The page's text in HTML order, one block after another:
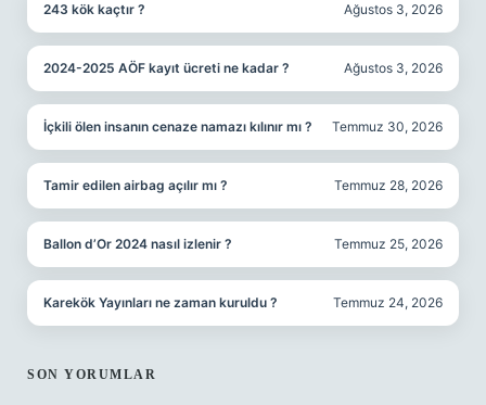
243 kök kaçtır ? Ağustos 3, 2026
2024-2025 AÖF kayıt ücreti ne kadar ? Ağustos 3, 2026
İçkili ölen insanın cenaze namazı kılınır mı ? Temmuz 30, 2026
Tamir edilen airbag açılır mı ? Temmuz 28, 2026
Ballon d’Or 2024 nasıl izlenir ? Temmuz 25, 2026
Karekök Yayınları ne zaman kuruldu ? Temmuz 24, 2026
SON YORUMLAR